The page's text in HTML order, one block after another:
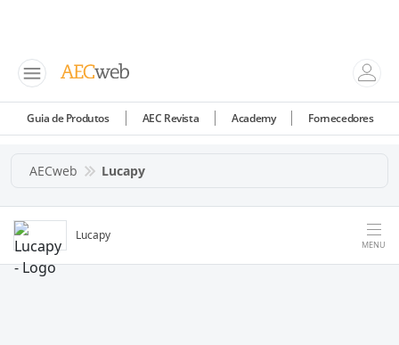
Guia de Produtos AEC Revista Academy Fornecedores
AECweb Lucapy
Lucapy
MENU